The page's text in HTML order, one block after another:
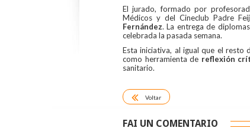
El jurado, formado por
Médicos y del Cineclub Padre
Fernández. La entrega de
celebrada la pasada semana.
Esta iniciativa, al igual que el resto
como herramienta de reflexión
sanitario.
Voltar
FAI UN COMENTARIO